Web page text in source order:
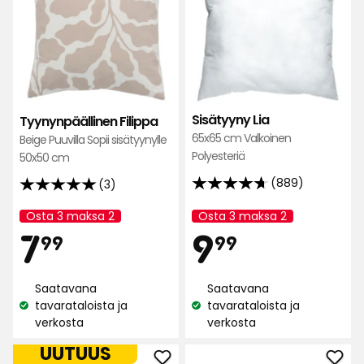
Tyynynpäällinen Filippa
Beige Puuvilla Sopii sisätyynylle
50x50 cm
(3)
5
tähteä
5:stä,
perusteella
Kampanjan
nimi:
Osta 3 maksa 2
Hinta
799
€
Katso
saatavuus:
Saatavana
tavarataloista ja
verkosta
suosikkeihin
Sisätyyny Lia
65x65 cm Valkoinen
Polyesteriä
(889)
4.7
tähteä
5:stä,
889
arvostelun
perusteella
Kampanjan
nimi:
Osta 3 maksa 2
999
€
Katso
saatavuus:
Saatavana
tavarataloista ja
verkosta
UUTUUS